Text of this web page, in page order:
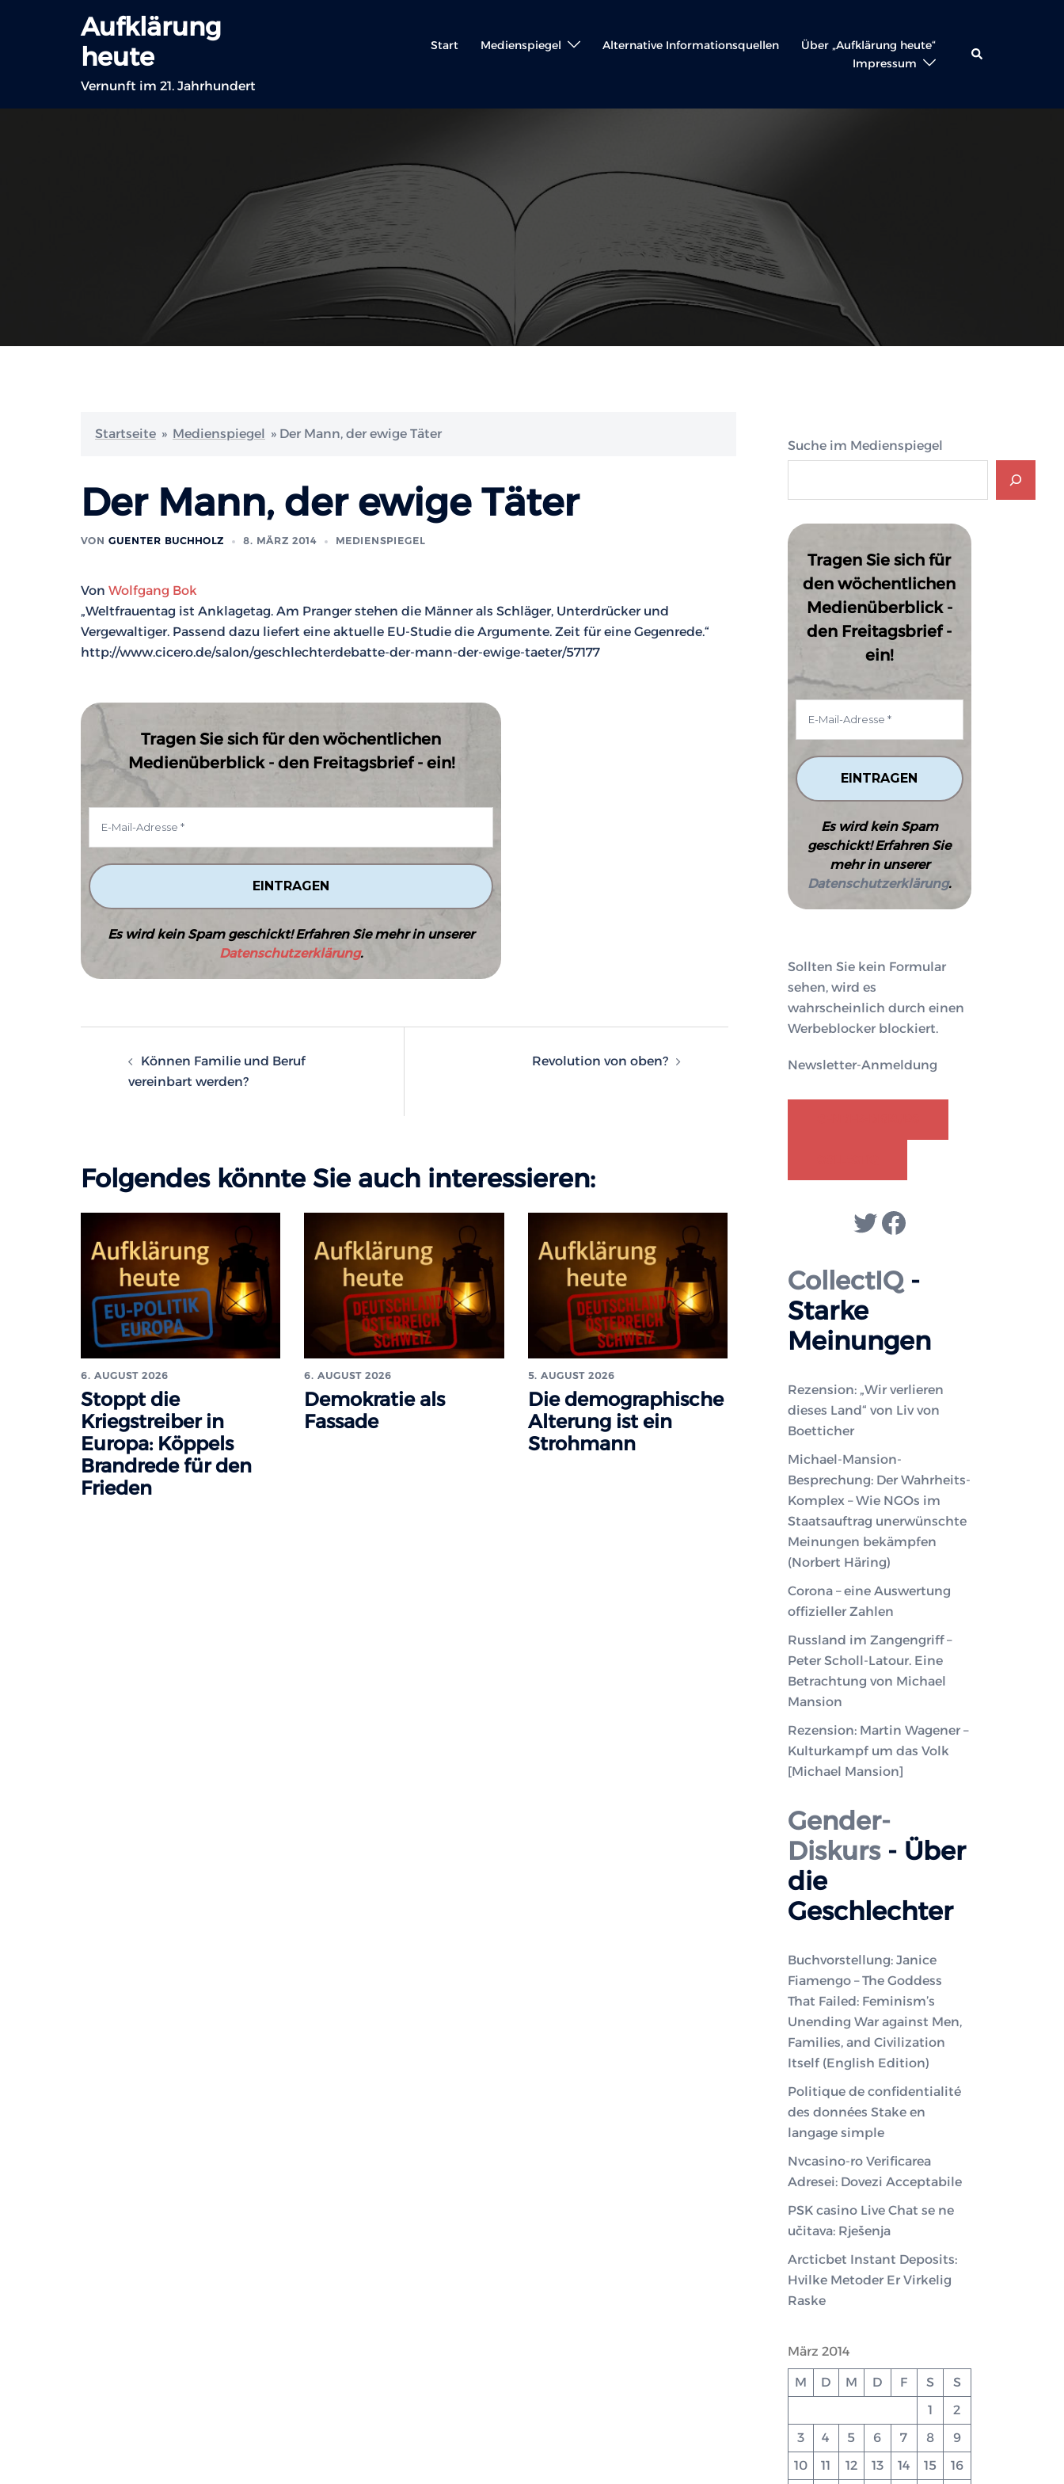
Aufklärung
heute
Vernunft im 21. Jahrhundert
Start Medienspiegel Alternative Informationsquellen
Über „Aufklärung heute“
Impressum
Suche
Startseite » Medienspiegel » Der Mann, der ewige Täter
Der Mann, der ewige Täter
VON GUENTER BUCHHOLZ 8. MÄRZ 2014 MEDIENSPIEGEL
Von Wolfgang Bok
„Weltfrauentag ist Anklagetag. Am Pranger stehen die Männer als Schläger, Unterdrücker und
Vergewaltiger. Passend dazu liefert eine aktuelle EU-Studie die Argumente. Zeit für eine Gegenrede.“
http://www.cicero.de/salon/geschlechterdebatte-der-mann-der-ewige-taeter/57177
Tragen Sie sich für den wöchentlichen
Medienüberblick - den Freitagsbrief - ein!
Es wird kein Spam geschickt! Erfahren Sie mehr in unserer
Datenschutzerklärung.
Können Familie und Beruf
vereinbart werden?
Revolution von oben?
Folgendes könnte Sie auch interessieren:
6. AUGUST 2026
Stoppt die
Kriegstreiber in
Europa: Köppels
Brandrede für den
Frieden
6. AUGUST 2026
Demokratie als
Fassade
5. AUGUST 2026
Die demographische
Alterung ist ein
Strohmann
Suche im Medienspiegel
Tragen Sie sich für
den wöchentlichen
Medienüberblick -
den Freitagsbrief -
ein!
Es wird kein Spam
geschickt! Erfahren Sie
mehr in unserer
Datenschutzerklärung.
Sollten Sie kein Formular
sehen, wird es
wahrscheinlich durch einen
Werbeblocker blockiert.
Newsletter-Anmeldung
Twitter
Facebook
CollectIQ-
Starke
Meinungen
Rezension: „Wir verlieren
dieses Land“ von Liv von
Boetticher
Michael-Mansion-
Besprechung: Der Wahrheits-
Komplex – Wie NGOs im
Staatsauftrag unerwünschte
Meinungen bekämpfen
(Norbert Häring)
Corona – eine Auswertung
offizieller Zahlen
Russland im Zangengriff –
Peter Scholl-Latour. Eine
Betrachtung von Michael
Mansion
Rezension: Martin Wagener –
Kulturkampf um das Volk
[Michael Mansion]
Gender-
Diskurs- Über
die
Geschlechter
Buchvorstellung: Janice
Fiamengo – The Goddess
That Failed: Feminism’s
Unending War against Men,
Families, and Civilization
Itself (English Edition)
Politique de confidentialité
des données Stake en
langage simple
Nvcasino-ro Verificarea
Adresei: Dovezi Acceptabile
PSK casino Live Chat se ne
učitava: Rješenja
Arcticbet Instant Deposits:
Hvilke Metoder Er Virkelig
Raske
März 2014
M D M D F S
S
1
2
3
4 5 6 7 8
9
10
11 12 13 14 15 16